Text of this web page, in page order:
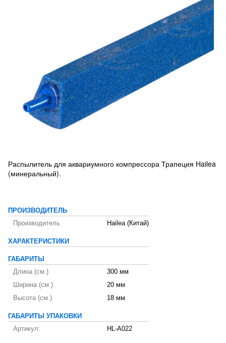
Распылитель для аквариумного компрессора Трапеция Hailea
(минеральный).
ПРОИЗВОДИТЕЛЬ
Производитель
Hailea (Китай)
ХАРАКТЕРИСТИКИ
ГАБАРИТЫ
Длина (см.)
300 мм
Ширина (см.)
20 мм
Высота (см.)
18 мм
ГАБАРИТЫ УПАКОВКИ
Артикул:
HL-A022